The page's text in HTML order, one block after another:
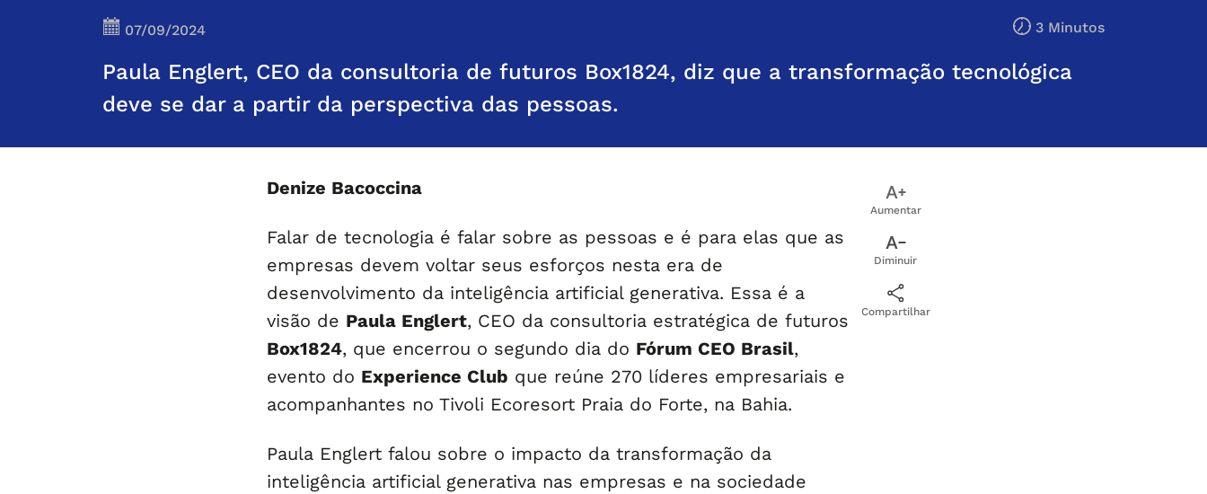
07/09/2024 3 Minutos
Paula Englert, CEO da consultoria de futuros Box1824, diz que a transformação tecnológica
deve se dar a partir da perspectiva das pessoas.
Denize Bacoccina
Falar de tecnologia é falar sobre as pessoas e é para elas que as
empresas devem voltar seus esforços nesta era de
desenvolvimento da inteligência artificial generativa. Essa é a
visão de Paula Englert, CEO da consultoria estratégica de futuros
Box1824, que encerrou o segundo dia do Fórum CEO Brasil,
evento do Experience Club que reúne 270 líderes empresariais e
acompanhantes no Tivoli Ecoresort Praia do Forte, na Bahia.
Paula Englert falou sobre o impacto da transformação da
inteligência artificial generativa nas empresas e na sociedade
Aumentar
Diminuir
Compartilhar